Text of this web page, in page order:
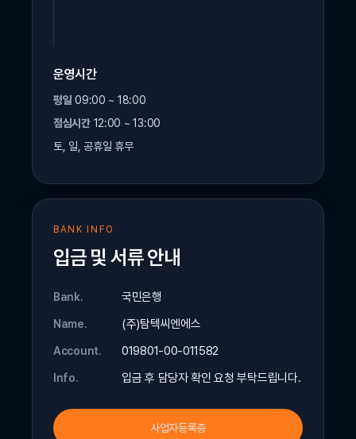
운영시간
평일 09:00 ~ 18:00
점심시간12:00 ~ 13:00
토, 일, 공휴일 휴무
BANK INFO
입금 및 서류 안내
Bank. 국민은행
Name. (주)탐텍씨엔에스
Account. 019801-00-011582
Info. 입금 후 담당자 확인 요청 부탁드립니다.
사업자등록증